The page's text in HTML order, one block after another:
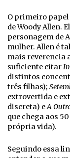
O primeiro
de Woody Allen.
personagem de
mulher. Allen é
mais reverencia
suficiente citar
distintos
três filhas);
extrovertida e
discreta) eA
que chega aos
própria vida).
Seguindo essa